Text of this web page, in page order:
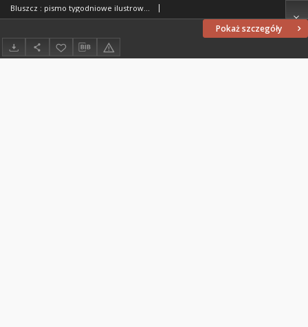
Pokaż szczegóły
Bluszcz : pismo tygodniowe ilustrowane dla kobiet, 1907 R. 43, nr 6